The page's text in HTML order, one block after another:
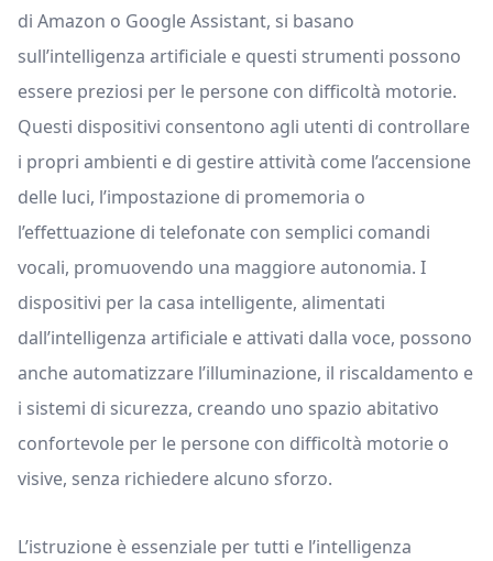
di Amazon o Google Assistant, si basano
sull’intelligenza artificiale e questi strumenti possono
essere preziosi per le persone con difficoltà motorie.
Questi dispositivi consentono agli utenti di controllare
i propri ambienti e di gestire attività come l’accensione
delle luci, l’impostazione di promemoria o
l’effettuazione di telefonate con semplici comandi
vocali, promuovendo una maggiore autonomia. I
dispositivi per la casa intelligente, alimentati
dall’intelligenza artificiale e attivati dalla voce, possono
anche automatizzare l’illuminazione, il riscaldamento e
i sistemi di sicurezza, creando uno spazio abitativo
confortevole per le persone con difficoltà motorie o
visive, senza richiedere alcuno sforzo.
L’istruzione è essenziale per tutti e l’intelligenza